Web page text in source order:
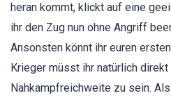
heran kommt, klickt auf eine
ihr den Zug nun ohne Angriff
Ansonsten könnt ihr euren
Krieger müsst ihr natürlich
Nahkampfreichweite zu sein.